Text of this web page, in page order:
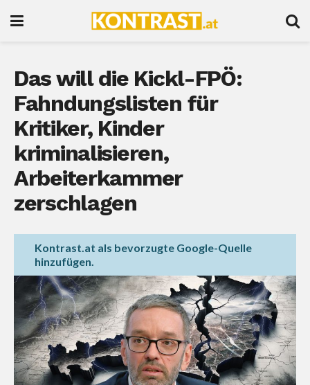
Das will die Kickl-FPÖ:
Fahndungslisten für
Kritiker, Kinder
kriminalisieren,
Arbeiterkammer
zerschlagen
Kontrast.at als bevorzugte Google-Quelle
hinzufügen.